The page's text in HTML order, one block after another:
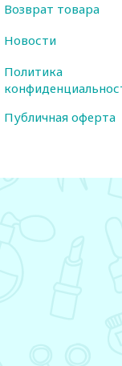
Возврат товара
Новости
Политика
Публичная оферта